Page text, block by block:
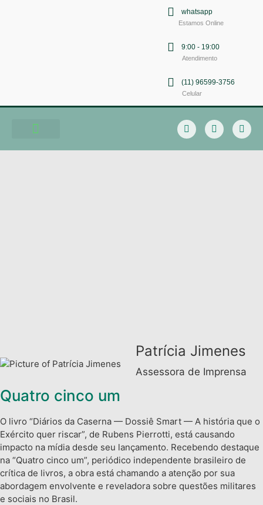
whatsapp
Estamos Online
9:00 - 19:00
Atendimento
(11) 96599-3756
Celular
Patrícia Jimenes
Assessora de Imprensa
Quatro cinco um
O livro “Diários da Caserna — Dossiê Smart — A história que o
Exército quer riscar”, de Rubens Pierrotti, está causando
impacto na mídia desde seu lançamento. Recebendo destaque
na “Quatro cinco um”, periódico independente brasileiro de
crítica de livros, a obra está chamando a atenção por sua
abordagem envolvente e reveladora sobre questões militares
e sociais no Brasil.